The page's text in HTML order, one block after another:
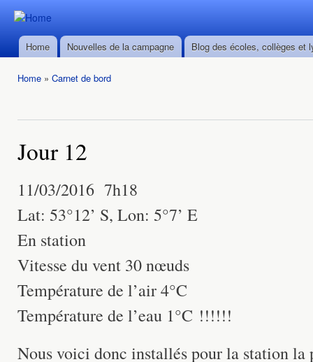
Durban ->
Walvis Bay
au
Durban ->
Walvis Bay
du 28/02
au
Main menu
Home Nouvelles de la campagne Blog des écoles, collèges et
Home » Carnet de bord
Jour 12
11/03/2016 7h18
Lat: 53°12’ S, Lon: 5°7’ E
En station
Vitesse du vent 30 nœuds
Température de l’air 4°C
Température de l’eau 1°C !!!!!!
Nous voici donc installés pour la station la